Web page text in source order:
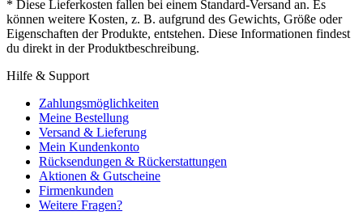
* Diese Lieferkosten fallen bei einem Standard-Versand an. Es
können weitere Kosten, z. B. aufgrund des Gewichts, Größe oder
Eigenschaften der Produkte, entstehen. Diese Informationen findest
du direkt in der Produktbeschreibung.
Hilfe & Support
Zahlungsmöglichkeiten
Meine Bestellung
Versand & Lieferung
Mein Kundenkonto
Rücksendungen & Rückerstattungen
Aktionen & Gutscheine
Firmenkunden
Weitere Fragen?